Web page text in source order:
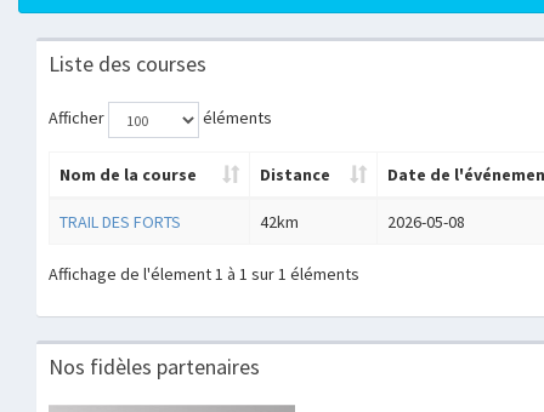
Liste des courses
Afficher éléments
Nom de la course Distance Date de
TRAIL DES FORTS 42km 2026-05-08
Affichage de l'élement 1 à 1 sur 1 éléments
Nos fidèles partenaires